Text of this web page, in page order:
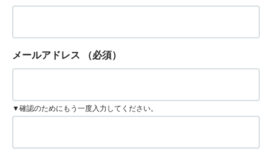
メールアドレス （必須）
▼確認のためにもう一度入力してください。